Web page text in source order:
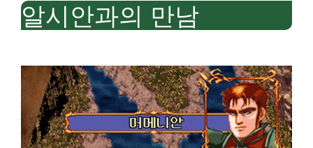
알시안과의 만남